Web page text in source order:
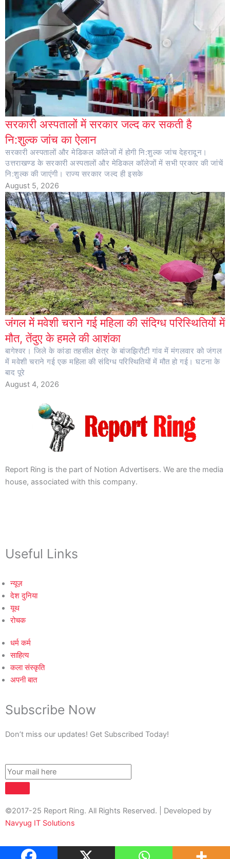
सरकारी अस्पतालों में सरकार जल्द कर सकती है
नि:शुल्क जांच का ऐलान
सरकारी अस्पतालों और मेडिकल कॉलेजों में होगी नि:शुल्क जांच देहरादून।
उत्तराखण्ड के सरकारी अस्पतालों और मेडिकल कॉलेजों में सभी प्रकार की जांचें
नि:शुल्क की जाएंगी। राज्य सरकार जल्द ही इसके
August 5, 2026
जंगल में मवेशी चराने गई महिला की संदिग्ध परिस्थितियों में
मौत, तेंदुए के हमले की आशंका
बागेश्वर। जिले के कांडा तहसील क्षेत्र के बांजझिरौटी गांव में मंगलवार को जंगल
में मवेशी चराने गई एक महिला की संदिग्ध परिस्थितियों में मौत हो गई। घटना के
बाद पूरे
August 4, 2026
Report Ring is the part of Notion Advertisers. We are the media
house, associated with this company.
Useful Links
न्यूज़
देश दुनिया
यूथ
रोचक
धर्म कर्म
साहित्य
कला संस्कृति
अपनी बात
Subscribe Now
Don’t miss our updates! Get Subscribed Today!
©2017-25 Report Ring. All Rights Reserved. | Developed by
Navyug IT Solutions